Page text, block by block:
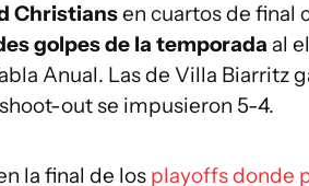
Christiansen cuartos de final
golpes de la temporada al
Anual. Las de Villa Biarritz
out se impusieron 5-4.
la final de los playoffs donde